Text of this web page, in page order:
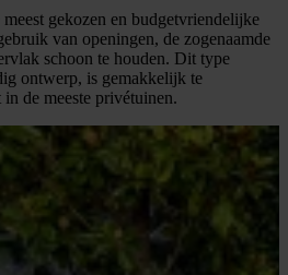
gekozen en budgetvriendelijke
van openingen, de zogenaamde
schoon te houden. Dit type
ontwerp, is gemakkelijk te
de meeste privétuinen.